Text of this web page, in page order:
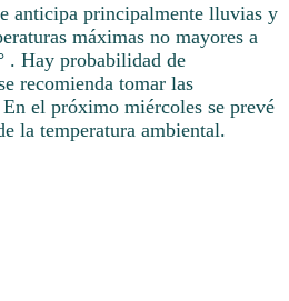
anticipa principalmente lluvias y
máximas no mayores a
. Hay probabilidad de
recomienda tomar las
En el próximo miércoles se prevé
la temperatura ambiental.